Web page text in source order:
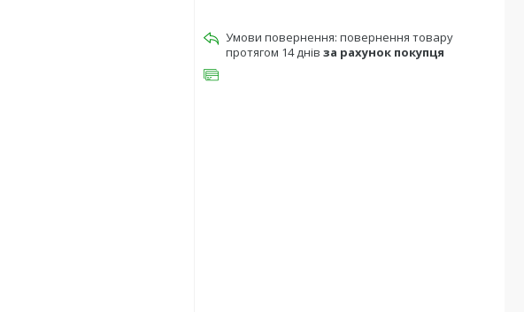
повернення товару
протягом 14 днів за рахунок покупця